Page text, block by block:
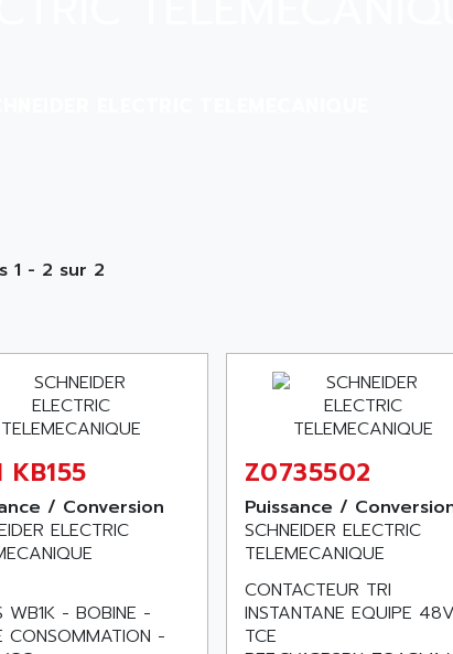
1 - 2 sur 2
KB155
/ Conversion
ELECTRIC
WB1K - BOBINE -
CONSOMMATION -
Z0735502
Puissance /
SCHNEIDER ELECTRIC
TELEMECANIQUE
CONTACTEUR TRI
INSTANTANE EQUIPE
TCE